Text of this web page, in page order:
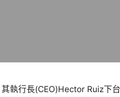
執行長(CEO)Hector Ruiz下